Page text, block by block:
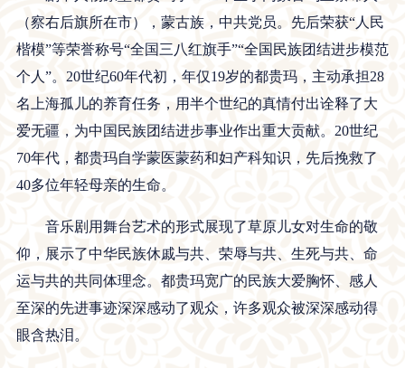
（察右后旗所在市），蒙古族，中共党员。先后荣获“人民
楷模”等荣誉称号“全国三八红旗手”“全国民族团结进步模范
个人”。20世纪60年代初，年仅19岁的都贵玛，主动承担28
名上海孤儿的养育任务，用半个世纪的真情付出诠释了大
爱无疆，为中国民族团结进步事业作出重大贡献。20世纪
70年代，都贵玛自学蒙医蒙药和妇产科知识，先后挽救了
40多位年轻母亲的生命。
音乐剧用舞台艺术的形式展现了草原儿女对生命的敬
仰，展示了中华民族休戚与共、荣辱与共、生死与共、命
运与共的共同体理念。都贵玛宽广的民族大爱胸怀、感人
至深的先进事迹深深感动了观众，许多观众被深深感动得
眼含热泪。